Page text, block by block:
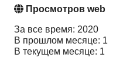
Просмотров web
За все время: 2020
В прошлом месяце: 1
В текущем месяце: 1